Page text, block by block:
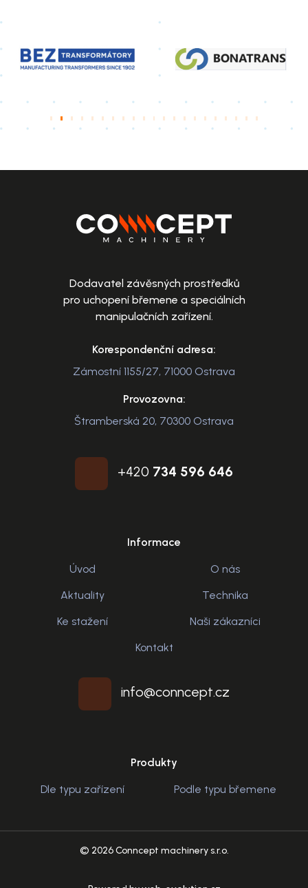
Dodavatel závěsných prostředků
pro uchopení břemene a speciálních
manipulačních zařízení.
Korespondenční adresa:
Zámostní 1155/27, 71000 Ostrava
Provozovna:
Štramberská 20, 70300 Ostrava
+420 734 596 646
Informace
Úvod
O nás
Aktuality
Technika
Ke stažení
Naši zákazníci
Kontakt
info@conncept.cz
Produkty
Dle typu zařízení Podle typu břemene
© 2026 Conncept machinery s.r.o.